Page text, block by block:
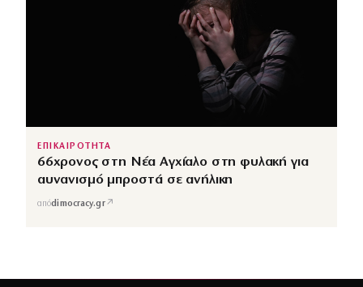
ΕΠΙΚΑΙΡΟΤΗΤΑ
66χρονος στη Νέα Αγχίαλο στη φυλακή για
αυνανισμό μπροστά σε ανήλικη
απόdimocracy.gr↗